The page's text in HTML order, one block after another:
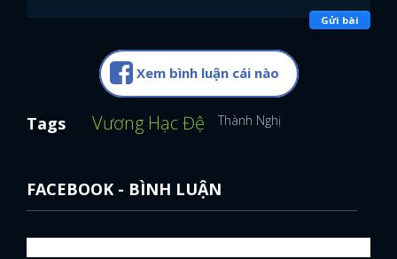
Gửi bài
Xem bình luận cái nào
Tags Vương Hạc Đệ Thành Nghị
FACEBOOK - BÌNH LUẬN